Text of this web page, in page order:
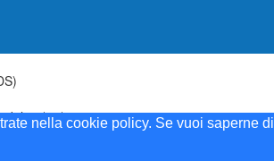
nella cookie policy. Se vuoi saperne di
del 20/04/2001